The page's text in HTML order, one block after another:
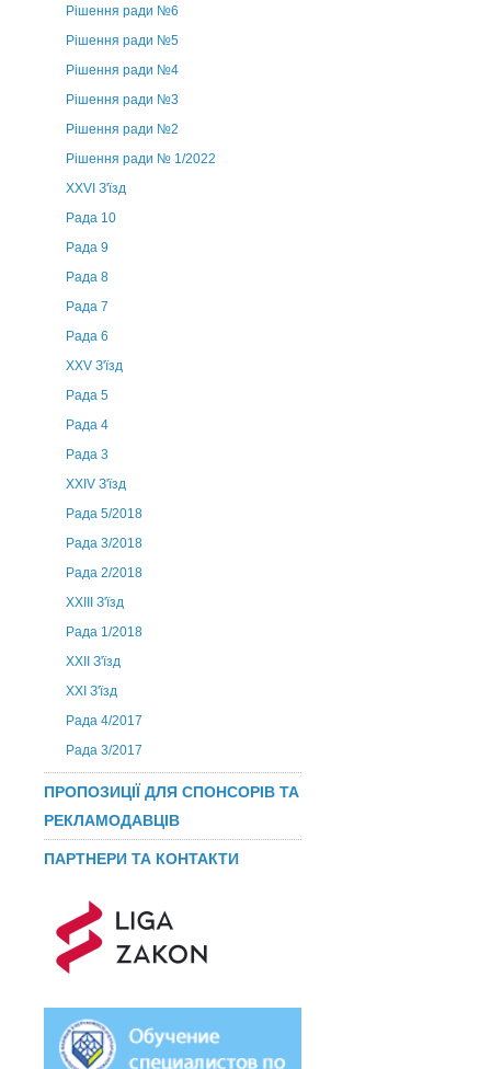
Рішення ради №6
Рішення ради №5
Рішення ради №4
Рішення ради №3
Рішення ради №2
Рішення ради № 1/2022
XXVI З'їзд
Рада 10
Рада 9
Рада 8
Рада 7
Рада 6
XXV З'їзд
Рада 5
Рада 4
Рада 3
ХХIV З'їзд
Рада 5/2018
Рада 3/2018
Рада 2/2018
XXIII З'їзд
Рада 1/2018
ХХІІ З'їзд
XXI З'їзд
Рада 4/2017
Рада 3/2017
ПРОПОЗИЦІЇ ДЛЯ СПОНСОРІВ ТА
РЕКЛАМОДАВЦІВ
ПАРТНЕРИ ТА КОНТАКТИ